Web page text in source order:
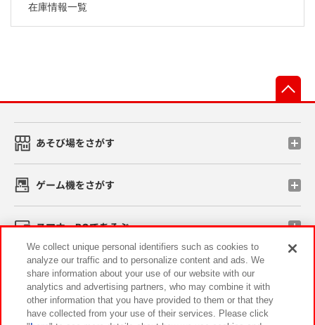
在庫情報一覧
あそび場をさがす
ゲーム機をさがす
スマホ・PCであそぶ
イベント・キャンペーン
We collect unique personal identifiers such as cookies to
analyze our traffic and to personalize content and ads. We
share information about your use of our website with our
analytics and advertising partners, who may combine it with
other information that you have provided to them or that they
have collected from your use of their services. Please click